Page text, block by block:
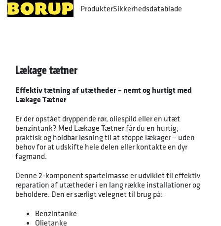
ProdukterSikkerhedsdatablade
Lækage tætner
Effektiv tætning af utætheder – nemt og hurtigt med
Lækage Tætner
Er der opstået dryppende rør, oliespild eller en utæt
benzintank? Med Lækage Tætner får du en hurtig,
praktisk og holdbar løsning til at stoppe lækager – uden
behov for at udskifte hele delen eller kontakte en dyr
fagmand.
Denne 2-komponent spartelmasse er udviklet til effektiv
reparation af utætheder i en lang række installationer og
beholdere. Den er særligt velegnet til brug på:
Benzintanke
Olietanke